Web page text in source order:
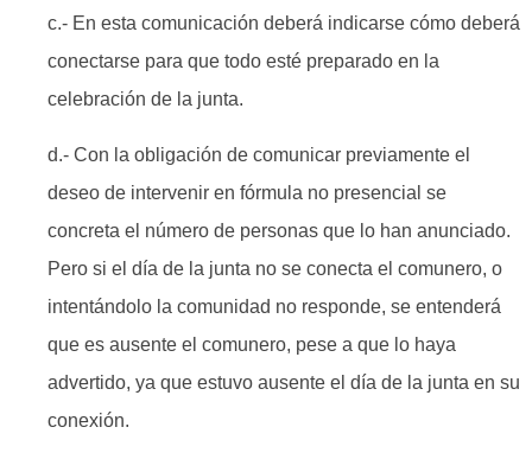
c.- En esta comunicación deberá indicarse cómo deberá
conectarse para que todo esté preparado en la
celebración de la junta.
d.- Con la obligación de comunicar previamente el
deseo de intervenir en fórmula no presencial se
concreta el número de personas que lo han anunciado.
Pero si el día de la junta no se conecta el comunero, o
intentándolo la comunidad no responde, se entenderá
que es ausente el comunero, pese a que lo haya
advertido, ya que estuvo ausente el día de la junta en su
conexión.